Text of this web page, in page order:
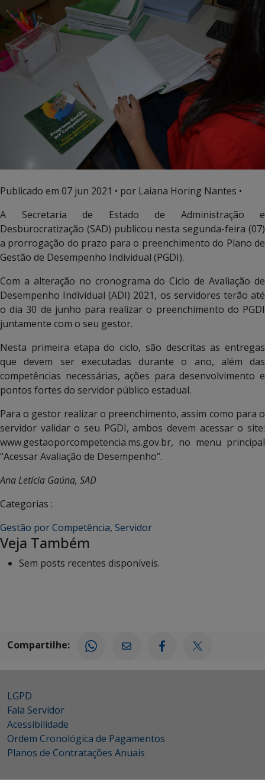
Publicado em 07 jun 2021 • por Laiana Horing Nantes •
A Secretaria de Estado de Administração e
Desburocratização (SAD) publicou nesta segunda-feira (07)
a prorrogação do prazo para o preenchimento do Plano de
Gestão de Desempenho Individual (PGDI).
Com a alteração no cronograma do Ciclo de Avaliação de
Desempenho Individual (ADI) 2021, os servidores terão até
o dia 30 de junho para realizar o preenchimento do PGDI
juntamente com o seu gestor.
Nesta primeira etapa do ciclo, são descritas as entregas
que devem ser executadas durante o ano, além das
competências necessárias, ações para desenvolvimento e
pontos fortes do servidor público estadual.
Para o gestor realizar o preenchimento, assim como para o
servidor validar o seu PGDI, ambos devem acessar o site:
www.gestaoporcompetencia.ms.gov.br, no menu principal
“Acessar Avaliação de Desempenho”.
Ana Letícia Gaúna, SAD
Categorias :
Gestão por Competência, Servidor
Veja Também
Sem posts recentes disponíveis.
Compartilhe:
LGPD
Fala Servidor
Acessibilidade
Ordem Cronológica de Pagamentos
Planos de Contratações Anuais